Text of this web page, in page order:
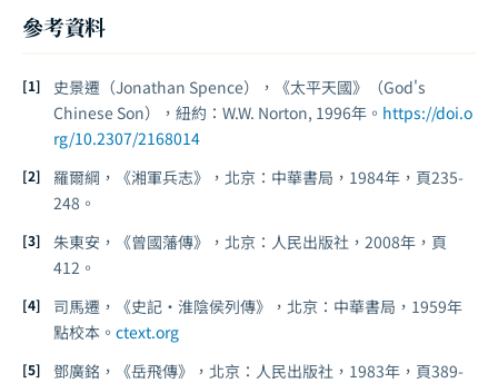
參考資料
史景遷（Jonathan Spence），《太平天國》（God's
Chinese Son），紐約：W.W. Norton, 1996年。 https://doi.o
rg/10.2307/2168014
羅爾綱，《湘軍兵志》，北京：中華書局，1984年，頁235-
248。
朱東安，《曾國藩傳》，北京：人民出版社，2008年，頁
412。
司馬遷，《史記·淮陰侯列傳》，北京：中華書局，1959年
點校本。 ctext.org
鄧廣銘，《岳飛傳》，北京：人民出版社，1983年，頁389-